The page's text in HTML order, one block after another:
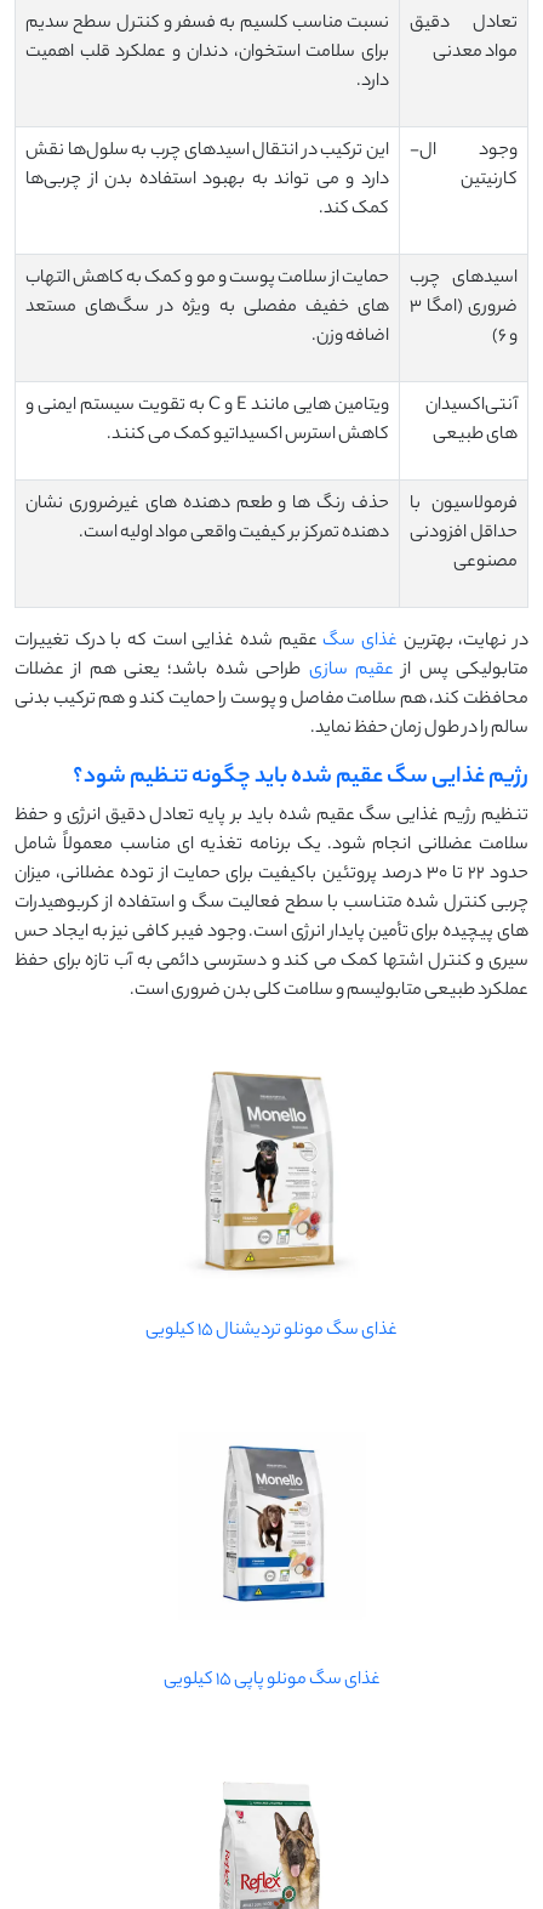
تعادل دقیق
مواد معدنی
نسبت مناسب کلسیم به فسفر و کنترل سطح سدیم
برای سلامت استخوان، دندان و عملکرد قلب اهمیت
دارد.
وجود ال-
کارنیتین
این ترکیب در انتقال اسیدهای چرب به سلول‌ها نقش
دارد و می تواند به بهبود استفاده بدن از چربی‌ها
کمک کند.
اسیدهای چرب
ضروری (امگا ۳
و ۶)
حمایت از سلامت پوست و مو و کمک به کاهش التهاب
های خفیف مفصلی به ویژه در سگ‌های مستعد
اضافه وزن.
آنتی‌اکسیدان
های طبیعی
ویتامین هایی مانند E و C به تقویت سیستم ایمنی و
کاهش استرس اکسیداتیو کمک می کنند.
فرمولاسیون با
حداقل افزودنی
مصنوعی
حذف رنگ ها و طعم دهنده های غیرضروری نشان
دهنده تمرکز بر کیفیت واقعی مواد اولیه است.
در نهایت، بهترین غذای سگ عقیم شده غذایی است که با درک تغییرات
متابولیکی پس از عقیم سازی طراحی شده باشد؛ یعنی هم از عضلات
محافظت کند، هم سلامت مفاصل و پوست را حمایت کند و هم ترکیب بدنی
سالم را در طول زمان حفظ نماید.
رژیم غذایی سگ عقیم شده باید چگونه تنظیم شود؟
تنظیم رژیم غذایی سگ عقیم شده باید بر پایه تعادل دقیق انرژی و حفظ
سلامت عضلانی انجام شود. یک برنامه تغذیه ای مناسب معمولاً شامل
حدود ۲۲ تا ۳۰ درصد پروتئین باکیفیت برای حمایت از توده عضلانی، میزان
چربی کنترل شده متناسب با سطح فعالیت سگ و استفاده از کربوهیدرات
های پیچیده برای تأمین پایدار انرژی است. وجود فیبر کافی نیز به ایجاد حس
سیری و کنترل اشتها کمک می کند و دسترسی دائمی به آب تازه برای حفظ
عملکرد طبیعی متابولیسم و سلامت کلی بدن ضروری است.
غذای سگ مونلو تردیشنال 15 کیلویی
غذای سگ مونلو پاپی 15 کیلویی